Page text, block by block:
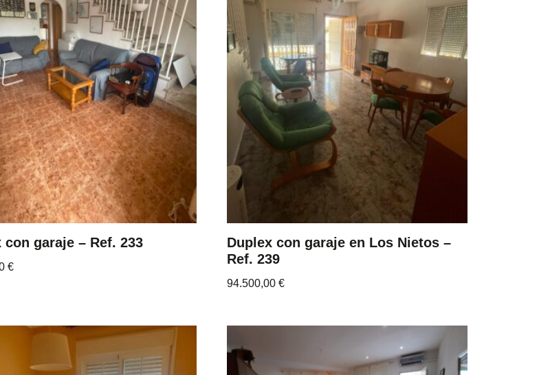
con garaje – Ref. 233
€
Duplex con garaje en Los Nietos –
Ref. 239
94.500,00 €